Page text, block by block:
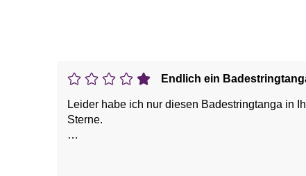
Endlich ein
Leider habe ich nur diesen Badestringtanga in
Sterne.